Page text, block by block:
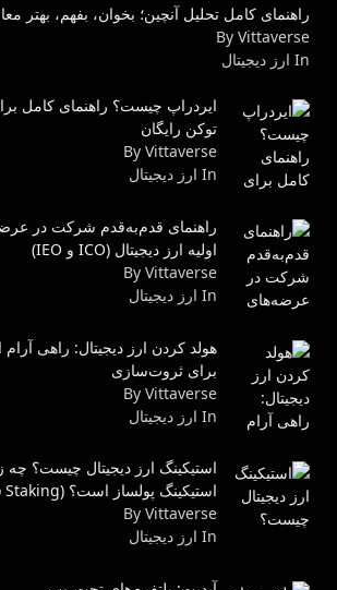
راهنمای کامل تحلیل آنچین؛ بخوان، بفهم، بهتر
By Vittaverse
In ارز دیجیتال
ایردراپ چیست؟ راهنمای کامل
توکن رایگان
By Vittaverse
In ارز دیجیتال
راهنمای قدم‌به‌قدم شرکت در
اولیه ارز دیجیتال (ICO و IEO)
By Vittaverse
In ارز دیجیتال
هولد کردن ارز دیجیتال: راهی
برای ثروت‌سازی
By Vittaverse
In ارز دیجیتال
استیکینگ ارز دیجیتال چیست؟ چه
استیکینگ پولساز است؟ (crypto Staking)
By Vittaverse
In ارز دیجیتال